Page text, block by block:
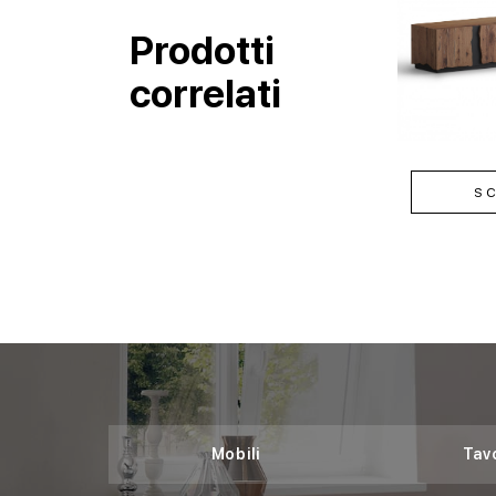
Prodotti
correlati
Mobili